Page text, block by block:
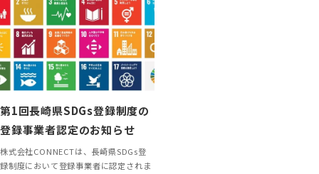
第1回長崎県SDGs登録制度の
登録事業者認定のお知らせ
株式会社CONNECTは、長崎県SDGs登
録制度において登録事業者に認定されま